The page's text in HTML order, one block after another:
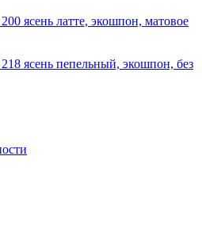
ясень латте, экошпон, матовое
ясень пепельный, экошпон, без